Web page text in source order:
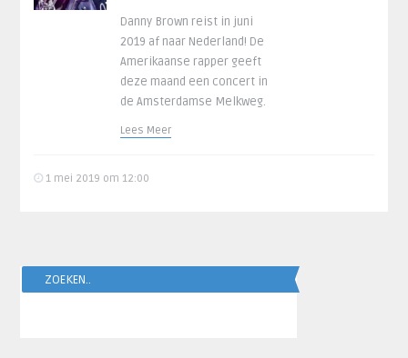
Danny Brown reist in juni
2019 af naar Nederland! De
Amerikaanse rapper geeft
deze maand een concert in
de Amsterdamse Melkweg.
Lees Meer
1 mei 2019 om 12:00
ZOEKEN..